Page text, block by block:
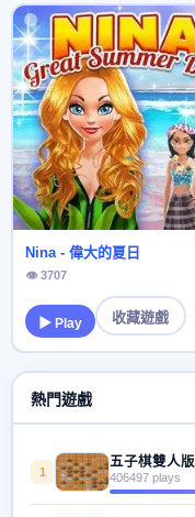
Nina - 偉大的夏日
👁 3707
▶ Play 收藏遊戲
熱門遊戲
1
五子棋雙人版
406497 plays